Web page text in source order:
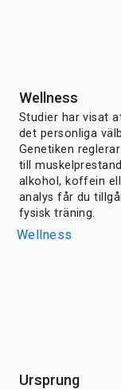
Wellness
Studier har visat
det personliga
Genetiken
till
alkohol, koffein
analys får du
fysisk träning.
Wellness
Ursprung